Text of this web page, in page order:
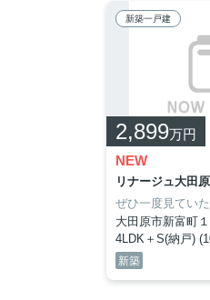
2026.06.30
新築一戸建
2,899万円
NEW
リナージュ大田
大田原市新富町
4LDK＋S(納戸)
新築